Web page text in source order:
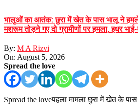
भालुओं का आतंक: छुरा में खेत के पास भालू ने
मशरूम तोड़ने गए दो ग्रामीणों पर हमला, इधर
By: M A Rizvi
On: August 5, 2026
Spread the love
Spread the loveपहला मामला छुरा में खेत के